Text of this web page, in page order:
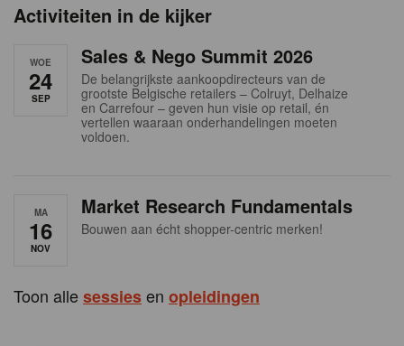
nActiviteiten in de kijker
WOE
24
SEP
Sales & Nego Summit 2026
De belangrijkste aankoopdirecteurs van de
grootste Belgische retailers – Colruyt, Delhaize
en Carrefour – geven hun visie op retail, én
vertellen waaraan onderhandelingen moeten
voldoen.
MA
16
NOV
Market Research Fundamentals
Bouwen aan écht shopper-centric merken!
Toon allesessiesen opleidingen